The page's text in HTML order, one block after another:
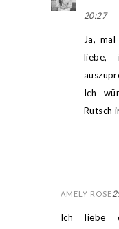
20:27
Ja,
liebe,
Ich
Rutsch
AMELY ROSE
Ich liebe